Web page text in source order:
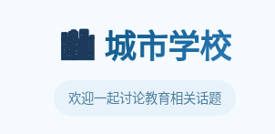
🏙️ 城市学校
欢迎一起讨论教育相关话题